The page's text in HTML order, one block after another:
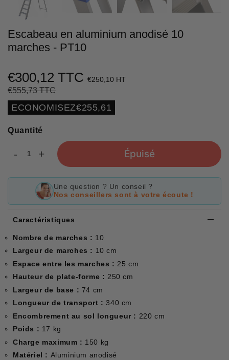
Escabeau en aluminium anodisé 10
marches - PT10
€300,12 TTC €250,10 HT
€555,73 TTC
régulier
réduit
Unit
price
ECONOMISEZ€255,61
Quantité
- + Épuisé
Une question ? Un conseil ?
Nos conseillers sont à votre écoute !
Caractéristiques
Nombre de marches : 10
Largeur de marches : 10 cm
Espace entre les marches : 25 cm
Hauteur de plate-forme : 250 cm
Largeur de base : 74 cm
Longueur de transport :340 cm
Encombrement au sol longueur : 220 cm
Poids : 17 kg
Charge maximum : 150 kg
Matériel : Aluminium anodisé